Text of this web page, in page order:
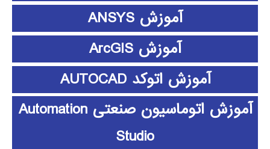
آموزش ANSYS
آموزش ArcGIS
آموزش اتوکد AUTOCAD
آموزش اتوماسیون صنعتی Automation
Studio